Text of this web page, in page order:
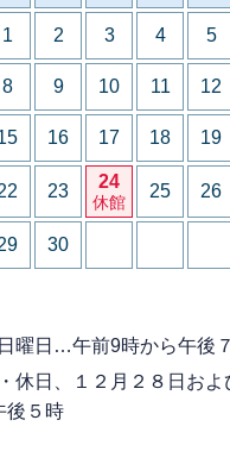
1 2 3 4 5
8 9 10 11 12
16 17 18 19
23 24
休館
25 26
30
曜日…午前9時から午後
休日、１２月２８日お
後５時